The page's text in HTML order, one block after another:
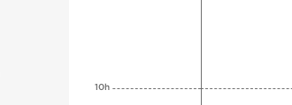
10h